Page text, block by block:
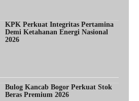
KPK Perkuat Integritas Pertamina
Demi Ketahanan Energi Nasional
2026
Bulog Kancab Bogor Perkuat Stok
Beras Premium 2026